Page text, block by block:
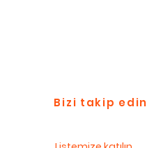
Bizi takip edin